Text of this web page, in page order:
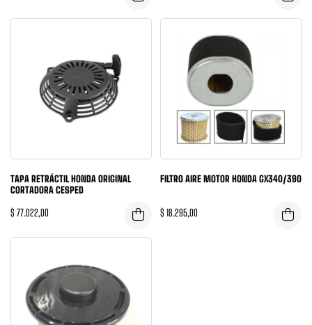
TAPA RETRÁCTIL HONDA ORIGINAL
CORTADORA CESPED
$ 77.022,00
FILTRO AIRE MOTOR HONDA GX340/390
$ 18.295,00